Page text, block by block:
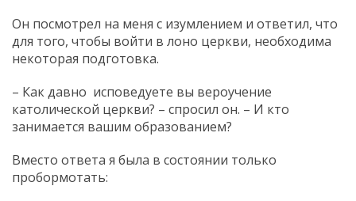
Он посмотрел на меня с изумлением и ответил, что
для того, чтобы войти в лоно церкви, необходима
некоторая подготовка.
– Как давно исповедуете вы вероучение
католической церкви? – спросил он. – И кто
занимается вашим образованием?
Вместо ответа я была в состоянии только
пробормотать: